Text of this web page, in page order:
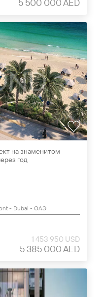
5 500 000 AED
на знаменитом
год
- Dubai - ОАЭ
1 453 950 USD
5 385 000 AED